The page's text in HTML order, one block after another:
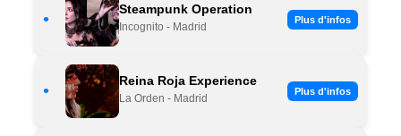
•
Steampunk Operation
Incognito - Madrid
Plus d'infos
•
Reina Roja Experience
La Orden - Madrid
Plus d'infos